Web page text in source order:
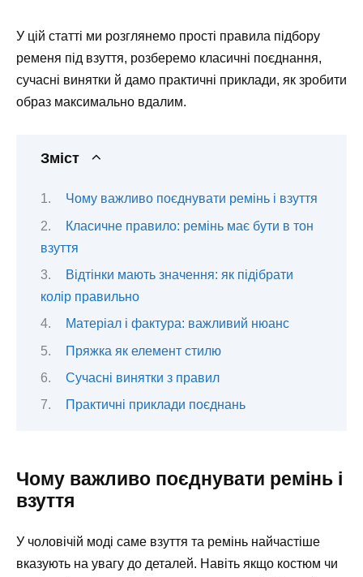
У цій статті ми розглянемо прості правила підбору
ременя під взуття, розберемо класичні поєднання,
сучасні винятки й дамо практичні приклади, як зробити
образ максимально вдалим.
Зміст
Чому важливо поєднувати ремінь і взуття
Класичне правило: ремінь має бути в тон
взуття
Відтінки мають значення: як підібрати
колір правильно
Матеріал і фактура: важливий нюанс
Пряжка як елемент стилю
Сучасні винятки з правил
Практичні приклади поєднань
Чому важливо поєднувати ремінь і
взуття
У чоловічій моді саме взуття та ремінь найчастіше
вказують на увагу до деталей. Навіть якщо костюм чи